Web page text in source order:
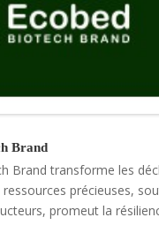
Brand
Brand transforme les
précieuses,
promeut la
des produits